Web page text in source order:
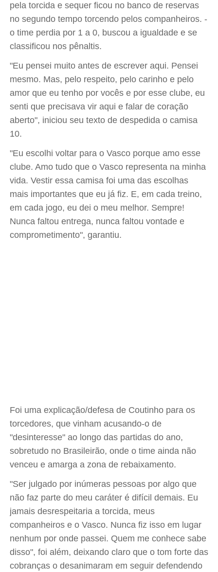
pela torcida e sequer ficou no banco de reservas
no segundo tempo torcendo pelos companheiros. -
o time perdia por 1 a 0, buscou a igualdade e se
classificou nos pênaltis.
"Eu pensei muito antes de escrever aqui. Pensei
mesmo. Mas, pelo respeito, pelo carinho e pelo
amor que eu tenho por vocês e por esse clube, eu
senti que precisava vir aqui e falar de coração
aberto", iniciou seu texto de despedida o camisa
10.
"Eu escolhi voltar para o Vasco porque amo esse
clube. Amo tudo que o Vasco representa na minha
vida. Vestir essa camisa foi uma das escolhas
mais importantes que eu já fiz. E, em cada treino,
em cada jogo, eu dei o meu melhor. Sempre!
Nunca faltou entrega, nunca faltou vontade e
comprometimento", garantiu.
Foi uma explicação/defesa de Coutinho para os
torcedores, que vinham acusando-o de
"desinteresse" ao longo das partidas do ano,
sobretudo no Brasileirão, onde o time ainda não
venceu e amarga a zona de rebaixamento.
"Ser julgado por inúmeras pessoas por algo que
não faz parte do meu caráter é difícil demais. Eu
jamais desrespeitaria a torcida, meus
companheiros e o Vasco. Nunca fiz isso em lugar
nenhum por onde passei. Quem me conhece sabe
disso", foi além, deixando claro que o tom forte das
cobranças o desanimaram em seguir defendendo